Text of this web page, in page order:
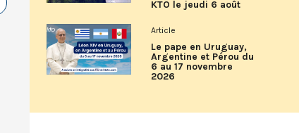
KTO le jeudi 6 août
Article
Le pape en Uruguay,
Argentine et Pérou du
6 au 17 novembre
2026